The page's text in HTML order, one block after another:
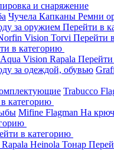
и снаряжение
Чучела Капканы Ремни
за оружием Перейти в
Vision Torvi Перейти
в категорию
Aqua Vision Rapala
за одеждой, обувью
Trabucco
категорию
Mifine Flagman На
в категорию
Rapala Heinola Тонар